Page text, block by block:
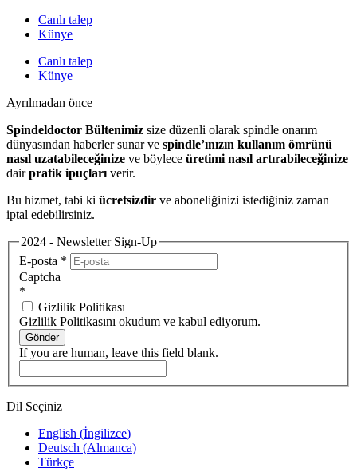
Canlı talep
Künye
Canlı talep
Künye
Ayrılmadan önce
Spindeldoctor Bültenimiz size düzenli olarak spindle onarım
dünyasından haberler sunar ve spindle’ınızın kullanım ömrünü
nasıl uzatabileceğinize ve böylece üretimi nasıl artırabileceğinize
dairpratik ipuçları verir.
Bu hizmet, tabi ki ücretsizdir ve aboneliğinizi istediğiniz zaman
iptal edebilirsiniz.
2024 - Newsletter Sign-Up
E-posta *
Captcha
*
Gizlilik Politikası
Gizlilik Politikasını okudum ve kabul ediyorum.
Gönder
If you are human, leave this field blank.
Dil Seçiniz
English (İngilizce)
Deutsch (Almanca)
Türkçe